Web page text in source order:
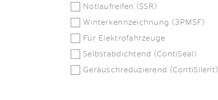
Notlaufreifen (SSR)
Winterkennzeichnung (3PMSF)
Für Elektrofahrzeuge
Selbstabdichtend (ContiSeal)
Geräuschreduzierend (ContiSilent)